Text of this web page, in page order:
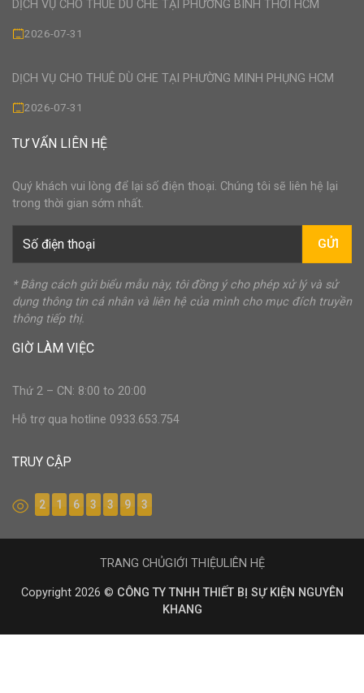
DỊCH VỤ CHO THUÊ DÙ CHE TẠI PHƯỜNG BÌNH THỚI HCM
2026-07-31
DỊCH VỤ CHO THUÊ DÙ CHE TẠI PHƯỜNG MINH PHỤNG HCM
2026-07-31
TƯ VẤN LIÊN HỆ
Quý khách vui lòng để lại số điện thoại. Chúng tôi sẽ liên hệ lại
trong thời gian sớm nhất.
GỬI
* Bằng cách gửi biểu mẫu này, tôi đồng ý cho phép xử lý và sử
dụng thông tin cá nhân và liên hệ của mình cho mục đích truyền
thông tiếp thị.
GIỜ LÀM VIỆC
Thứ 2 – CN: 8:00 to 20:00
Hỗ trợ qua hotline 0933.653.754
TRUY CẬP
2 1 6 3 3 9 3
Copyright 2026 © CÔNG TY TNHH THIẾT BỊ SỰ KIỆN NGUYÊN
KHANG
TRANG CHỦGIỚI THIỆULIÊN HỆ